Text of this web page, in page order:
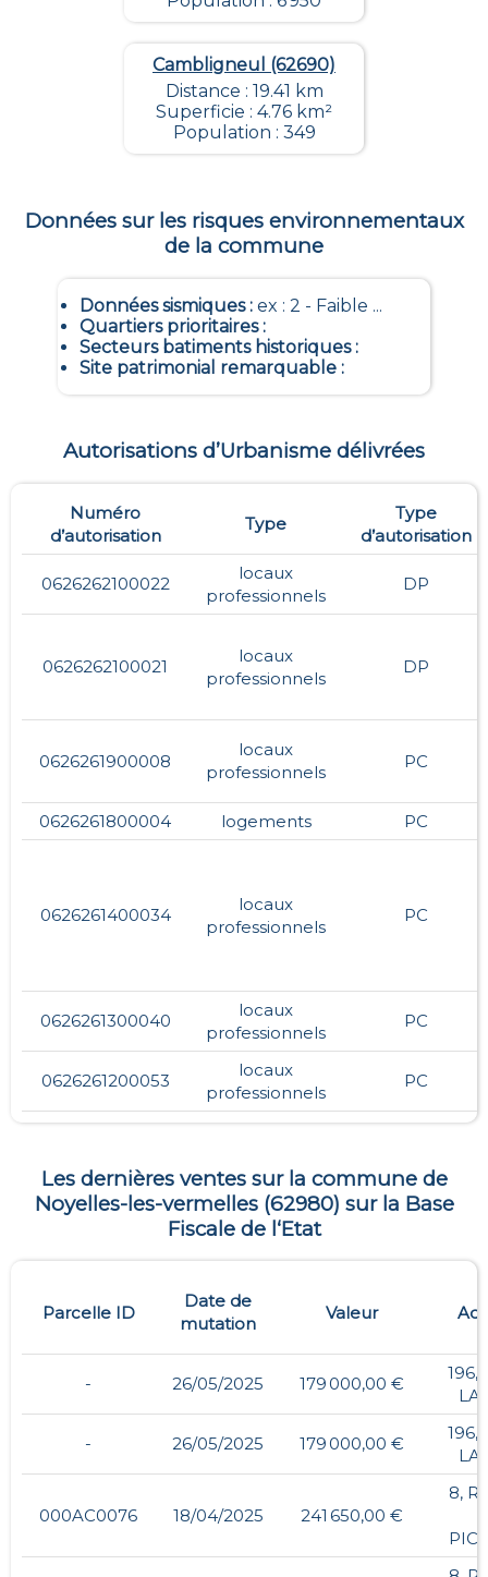
Cambligneul (62690)
Distance : 19.41 km
Superficie : 4.76 km²
Population : 349
Données sur les risques environnementaux
de la commune
Données sismiques: ex : 2 - Faible ...
Quartiers prioritaires:
Secteurs batiments historiques:
Site patrimonial remarquable:
Autorisations d’Urbanisme délivrées
Numéro
d’autorisation
Type
Type
d’autorisation
0626262100022
locaux
professionnels
DP
0626262100021
locaux
professionnels
DP
0626261900008
locaux
professionnels
PC
0626261800004 logements PC
0626261400034
locaux
professionnels
PC
0626261300040
locaux
professionnels
PC
0626261200053
locaux
professionnels
PC
Les dernières ventes sur la commune de
Noyelles-les-vermelles(62980) sur la Base
Fiscale de l‘Etat
Parcelle ID
Date de
mutation
Valeur
- 26/05/2025 179 000,00 €
196,
LA
- 26/05/2025 179 000,00 €
196,
LA
000AC0076 18/04/2025 241 650,00 €
8,